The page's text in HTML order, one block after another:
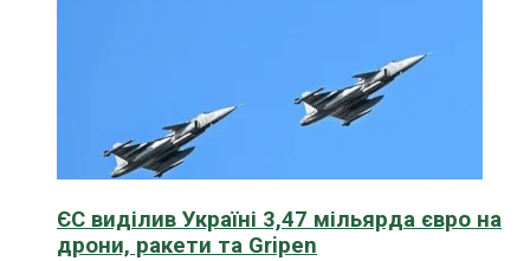
ЄС виділив Україні 3,47 мільярда євро на
дрони, ракети та Gripen